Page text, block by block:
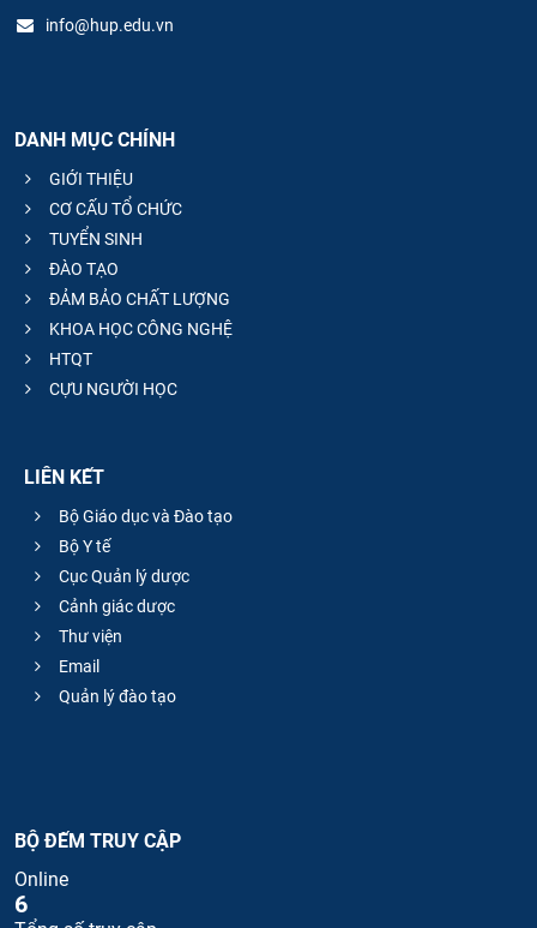
info@hup.edu.vn
DANH MỤC CHÍNH
GIỚI THIỆU
CƠ CẤU TỔ CHỨC
TUYỂN SINH
ĐÀO TẠO
ĐẢM BẢO CHẤT LƯỢNG
KHOA HỌC CÔNG NGHỆ
HTQT
CỰU NGƯỜI HỌC
LIÊN KẾT
Bộ Giáo dục và Đào tạo
Bộ Y tế
Cục Quản lý dược
Cảnh giác dược
Thư viện
Email
Quản lý đào tạo
BỘ ĐẾM TRUY CẬP
Online
6